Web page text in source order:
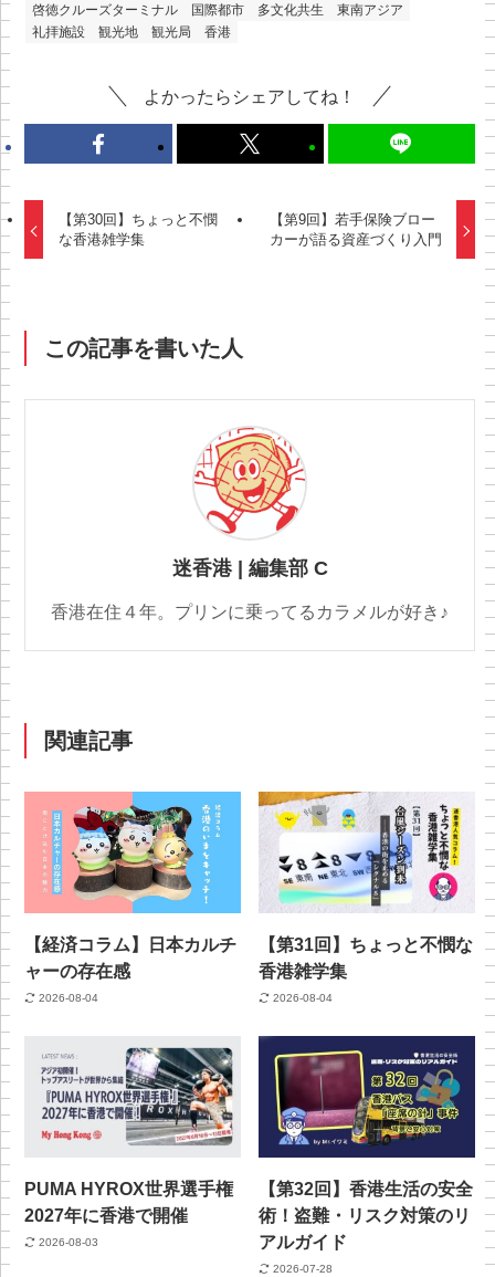
啓徳クルーズターミナル
国際都市 多文化共生
東南アジア
礼拝施設
観光地 観光局 香港
よかったらシェアしてね！
【第30回】ちょっと不憫
な香港雑学集
【第9回】若手保険ブロー
カーが語る資産づくり入門
この記事を書いた人
迷香港 | 編集部 C
香港在住４年。プリンに乗ってるカラメルが好き♪
関連記事
【経済コラム】日本カルチ
ャーの存在感
2026-08-04
【第31回】ちょっと不憫な
香港雑学集
2026-08-04
PUMA HYROX世界選手権
2027年に香港で開催
2026-08-03
【第32回】香港生活の安全
術！盗難・リスク対策のリ
アルガイド
2026-07-28